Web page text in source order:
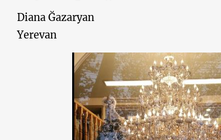
Diana Ğazaryan
Yerevan